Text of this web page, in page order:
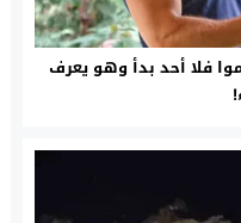
فلا أحد بدأ وهو يعرف